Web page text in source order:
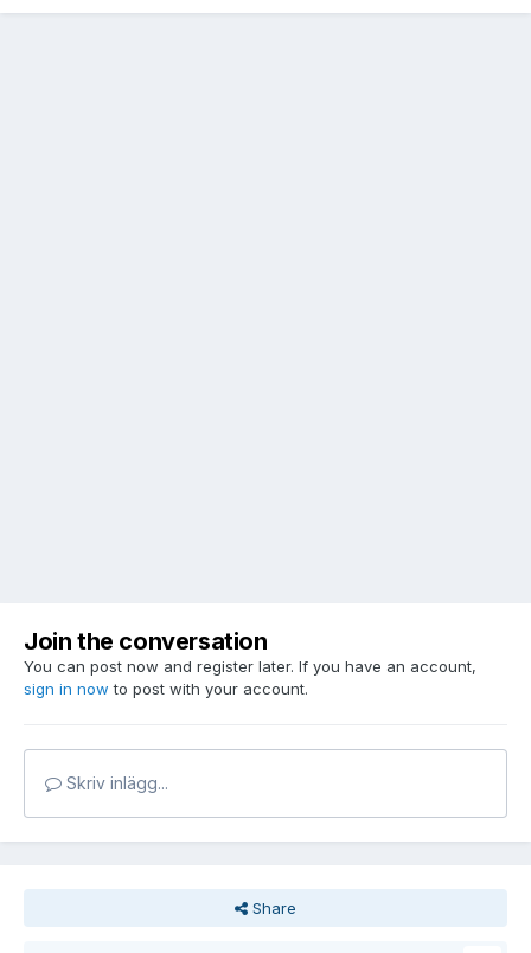
Join the conversation
You can post now and register later. If you have an account,
sign in now to post with your account.
Skriv inlägg...
Share